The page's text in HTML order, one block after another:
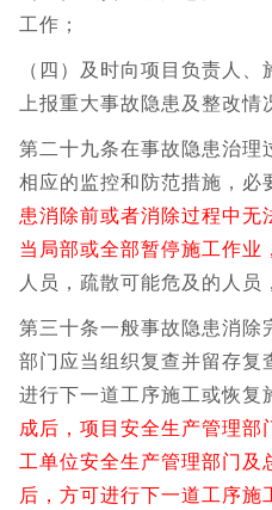
工作；
（四）及时向项目负责人
上报重大事故隐患及整改情
第二十九条在事故隐患治理
相应的监控和防范措施，必
患消除前或者消除过程中
当局部或全部暂停施工作业，
人员，疏散可能危及的人员
第三十条一般事故隐患消除
部门应当组织复查并留存复
进行下一道工序施工或恢复
成后，项目安全生产管理
工单位安全生产管理部门及
后，方可进行下一道工序施